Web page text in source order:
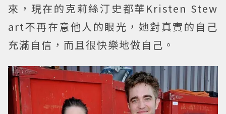
來，現在的克莉絲汀史都華Kristen Stew
art不再在意他人的眼光，她對真實的自己
充滿自信，而且很快樂地做自己。